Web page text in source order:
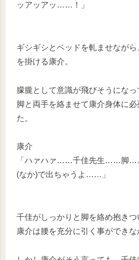
ッアッアッ……！」
ギシギシとベッドを軋ませながら
を掛ける康介。
朦朧として意識が飛びそうにな
脚と両手を絡ませて康介身体に
た。
康介
「ハァハァ……千佳先生……脚
(なか)で出ちゃうよ……」
千佳がしっかりと脚を絡め抱きつ
康介は腰を充分に引く事ができな